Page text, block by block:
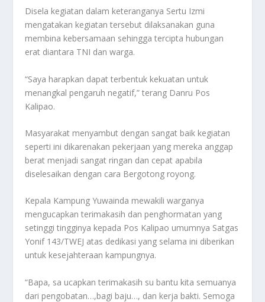
Disela kegiatan dalam keteranganya Sertu Izmi
mengatakan kegiatan tersebut dilaksanakan guna
membina kebersamaan sehingga tercipta hubungan
erat diantara TNI dan warga.
“Saya harapkan dapat terbentuk kekuatan untuk
menangkal pengaruh negatif,” terang Danru Pos
Kalipao.
Masyarakat menyambut dengan sangat baik kegiatan
seperti ini dikarenakan pekerjaan yang mereka anggap
berat menjadi sangat ringan dan cepat apabila
diselesaikan dengan cara Bergotong royong.
Kepala Kampung Yuwainda mewakili warganya
mengucapkan terimakasih dan penghormatan yang
setinggi tingginya kepada Pos Kalipao umumnya Satgas
Yonif 143/TWEJ atas dedikasi yang selama ini diberikan
untuk kesejahteraan kampungnya.
“Bapa, sa ucapkan terimakasih su bantu kita semuanya
dari pengobatan…,bagi baju…, dan kerja bakti. Semoga